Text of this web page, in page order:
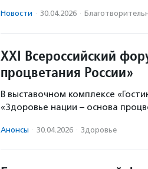
Новости · 30.04.2026 ·
XXI Всероссийский
процветания России»
В выставочном комплексе
«Здоровье нации – основа
Анонсы · 30.04.2026 · Здоровье